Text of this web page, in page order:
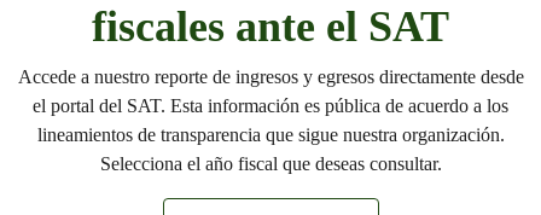
fiscales ante el SAT
Accede a nuestro reporte de ingresos y egresos directamente desde
el portal del SAT. Esta información es pública de acuerdo a los
lineamientos de transparencia que sigue nuestra organización.
Selecciona el año fiscal que deseas consultar.